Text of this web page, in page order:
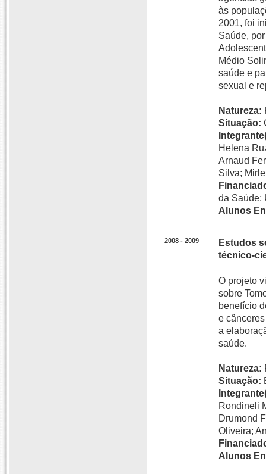
às
2001, foi
Saúde,
Médio
saúde e
sexual e
Natureza:
Situação:
Helena
Arnaud
Silva;
da Saúde;
Alunos
2008 - 2009
Estudos
técnico-
O projeto
sobre
benefício
e
a
saúde.
Natureza:
Situação:
Rondineli
Drumond
Oliveira;
Alunos